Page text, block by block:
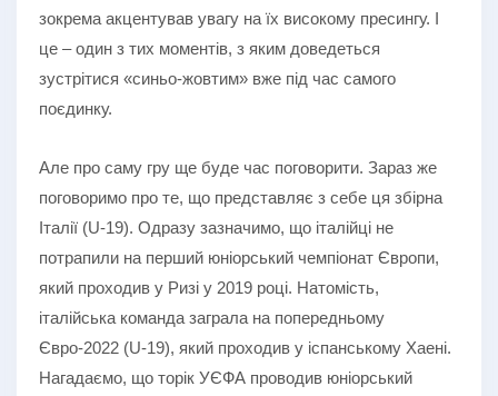
зокрема акцентував увагу на їх високому пресингу. І
це – один з тих моментів, з яким доведеться
зустрітися «синьо-жовтим» вже під час самого
поєдинку.
Але про саму гру ще буде час поговорити. Зараз же
поговоримо про те, що представляє з себе ця збірна
Італії (U-19). Одразу зазначимо, що італійці не
потрапили на перший юніорський чемпіонат Європи,
який проходив у Ризі у 2019 році. Натомість,
італійська команда заграла на попередньому
Євро-2022 (U-19), який проходив у іспанському Хаені.
Нагадаємо, що торік УЄФА проводив юніорський